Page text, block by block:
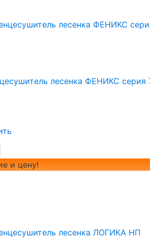
лесенка ФЕНИКС серия
и цену!